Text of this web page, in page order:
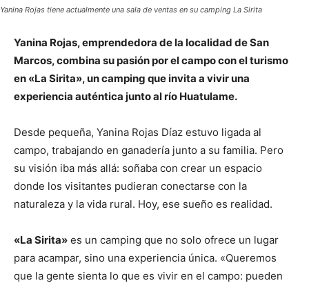
Yanina Rojas tiene actualmente una sala de ventas en su camping La Sirita
Yanina Rojas, emprendedora de la localidad de San
Marcos, combina su pasión por el campo con el turismo
en «La Sirita», un camping que invita a vivir una
experiencia auténtica junto al río Huatulame.
Desde pequeña, Yanina Rojas Díaz estuvo ligada al
campo, trabajando en ganadería junto a su familia. Pero
su visión iba más allá: soñaba con crear un espacio
donde los visitantes pudieran conectarse con la
naturaleza y la vida rural. Hoy, ese sueño es realidad.
«La Sirita» es un camping que no solo ofrece un lugar
para acampar, sino una experiencia única. «Queremos
que la gente sienta lo que es vivir en el campo: pueden